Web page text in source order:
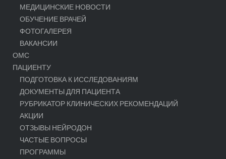
МЕДИЦИНСКИЕ НОВОСТИ
ОБУЧЕНИЕ ВРАЧЕЙ
ФОТОГАЛЕРЕЯ
ВАКАНСИИ
ОМС
ПАЦИЕНТУ
ПОДГОТОВКА К ИССЛЕДОВАНИЯМ
ДОКУМЕНТЫ ДЛЯ ПАЦИЕНТА
РУБРИКАТОР КЛИНИЧЕСКИХ РЕКОМЕНДАЦИЙ
АКЦИИ
ОТЗЫВЫ НЕЙРОДОН
ЧАСТЫЕ ВОПРОСЫ
ПРОГРАММЫ